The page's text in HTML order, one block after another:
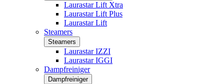
Laurastar Lift Xtra
Laurastar Lift Plus
Laurastar Lift
Steamers
Steamers
Laurastar IZZI
Laurastar IGGI
Dampfreiniger
Dampfreiniger